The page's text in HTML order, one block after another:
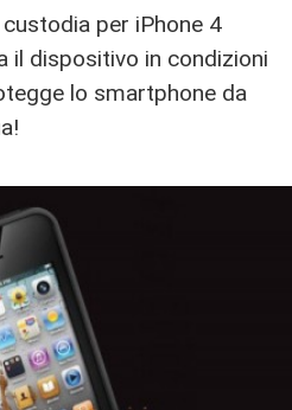
per iPhone 4
il dispositivo in condizioni
lo smartphone da